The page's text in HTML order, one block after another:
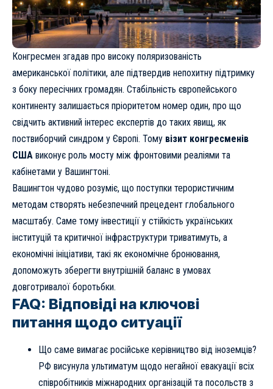
Конгресмен згадав про високу поляризованість
американської політики, але підтвердив непохитну підтримку
з боку пересічних громадян. Стабільність європейського
континенту залишається пріоритетом номер один, про що
свідчить активний інтерес експертів до таких явищ, як
поствиборчий синдром у Європі. Тому візит конгресменів
США виконує роль мосту між фронтовими реаліями та
кабінетами у Вашингтоні.
Вашингтон чудово розуміє, що поступки терористичним
методам створять небезпечний прецедент глобального
масштабу. Саме тому інвестиції у стійкість українських
інституцій та критичної інфраструктури триватимуть, а
економічні ініціативи, такі як економічне бронювання,
допоможуть зберегти внутрішній баланс в умовах
довготривалої боротьбки.
FAQ: Відповіді на ключові
питання щодо ситуації
Що саме вимагає російське керівництво від іноземців?
РФ висунула ультиматум щодо негайної евакуації всіх
співробітників міжнародних організацій та посольств з